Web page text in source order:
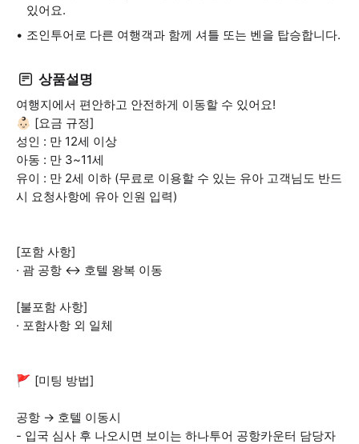
있어요.
조인투어로 다른 여행객과 함께 셔틀 또는 벤을 탑승합니다.
상품설명
여행지에서 편안하고 안전하게 이동할 수 있어요!
👶🏻 [요금 규정]
성인 : 만 12세 이상
아동 : 만 3~11세
유이 : 만 2세 이하 (무료로 이용할 수 있는 유아 고객님도 반드
시 요청사항에 유아 인원 입력)
[포함 사항]
· 괌 공항 ↔ 호텔 왕복 이동
[불포함 사항]
· 포함사항 외 일체
🚩 [미팅 방법]
공항 → 호텔 이동시
- 입국 심사 후 나오시면 보이는 하나투어 공항카운터 담당자